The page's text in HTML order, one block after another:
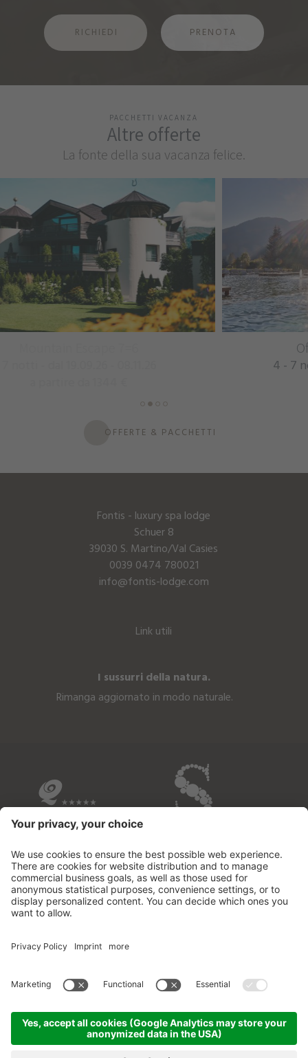
RICHIEDI PRENOTA
PACCHETTI VACANZA
Altre offerte
La fonte della sua vacanza felice.
4 - 7 notti - dal 11.10.26 - 30.10.26
OFFERTE & PACCHETTI
Fontis - luxury spa lodge
Schuer 8
39030 S. Martino/Val Casies
0039 0474 780021
info@fontis-lodge.com
Link utili
I sussurri della natura.
Rimanga aggiornato in modo naturale.
I NOSTRI HOTEL IN BREVE
© 2026 Fontis - luxury spa lodge
Informativa privacy Impostazioni dei cookies .
Sitemap
produced by